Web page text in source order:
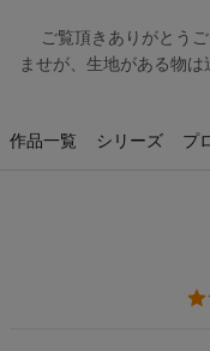
ご覧頂きありがとうご
ませが、生地がある物は
作品一覧 シリーズ プ